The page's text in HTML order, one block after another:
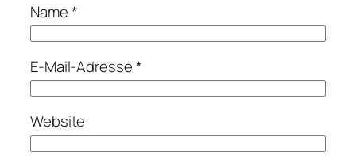
Name*
E-Mail-Adresse*
Website